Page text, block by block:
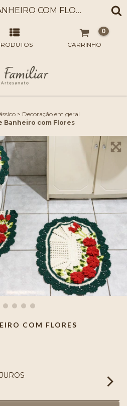
CONJUNTO DE BANHEIRO COM FLORES
CARRINHO
0
> Decoração em geral
Banheiro com Flores
COM FLORES